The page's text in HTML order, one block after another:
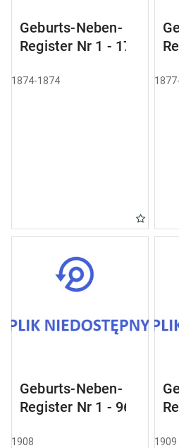
Geburts-Neben-
Register Nr 1 - 17
1874-1874
Geburts-Neben-
Register Nr 1 - 96
1908 1909